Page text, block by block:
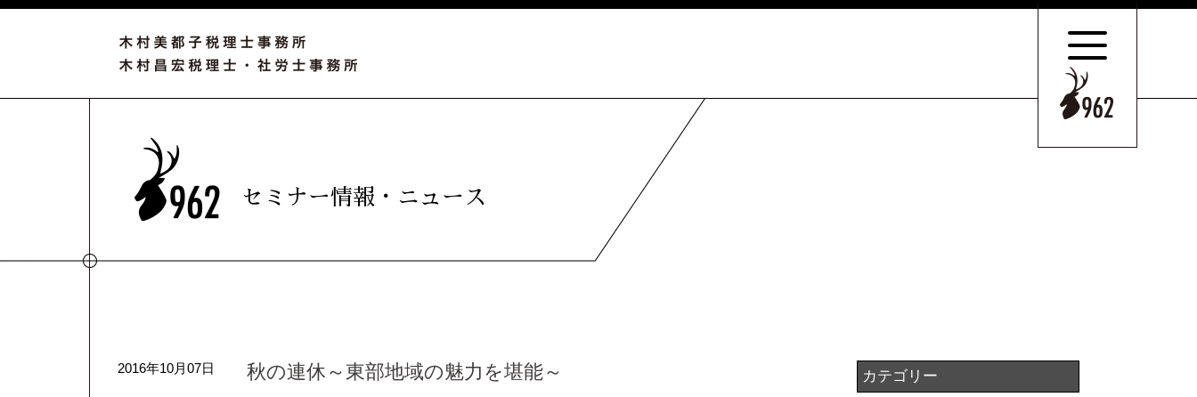
セミナー情報・ニュース
2016年10月07日 秋の連休～東部地域の魅力を堪能～ カテゴリー